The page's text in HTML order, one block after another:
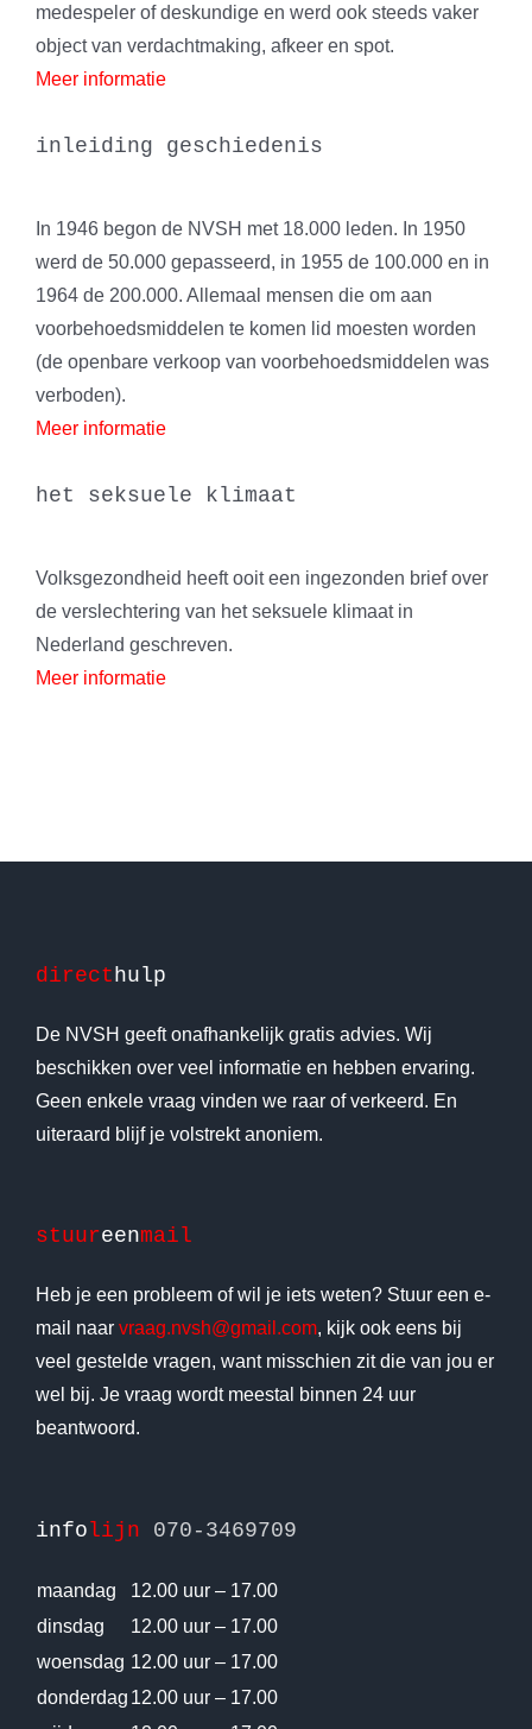
medespeler of deskundige en werd ook steeds vaker
object van verdachtmaking, afkeer en spot.
Meer informatie
inleiding geschiedenis
In 1946 begon de NVSH met 18.000 leden. In 1950
werd de 50.000 gepasseerd, in 1955 de 100.000 en in
1964 de 200.000. Allemaal mensen die om aan
voorbehoedsmiddelen te komen lid moesten worden
(de openbare verkoop van voorbehoedsmiddelen was
verboden).
Meer informatie
het seksuele klimaat
Volksgezondheid heeft ooit een ingezonden brief over
de verslechtering van het seksuele klimaat in
Nederland geschreven.
Meer informatie
direct hulp
De NVSH geeft onafhankelijk gratis advies. Wij
beschikken over veel informatie en hebben ervaring.
Geen enkele vraag vinden we raar of verkeerd. En
uiteraard blijf je volstrekt anoniem.
stuureenmail
Heb je een probleem of wil je iets weten? Stuur een e-
mail naar vraag.nvsh@gmail.com, kijk ook eens bij
veel gestelde vragen, want misschien zit die van jou er
wel bij. Je vraag wordt meestal binnen 24 uur
beantwoord.
infolijn 070-3469709
maandag
12.00 uur – 17.00
dinsdag
12.00 uur – 17.00
woensdag 12.00 uur – 17.00
donderdag 12.00 uur – 17.00